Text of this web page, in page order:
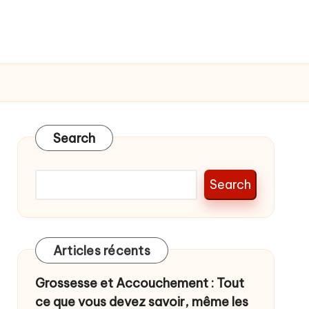
Search
Search
Articles récents
Grossesse et Accouchement : Tout
ce que vous devez savoir, même les